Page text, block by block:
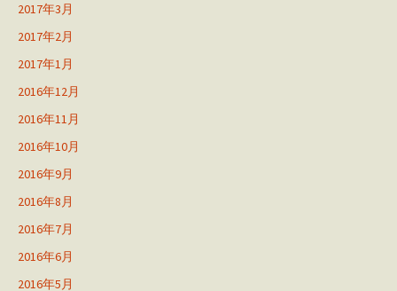
2017年3月
2017年2月
2017年1月
2016年12月
2016年11月
2016年10月
2016年9月
2016年8月
2016年7月
2016年6月
2016年5月